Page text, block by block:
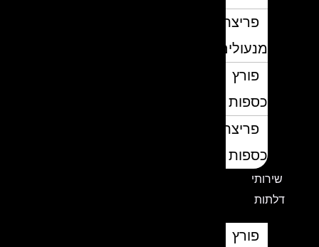
פריצת
מנעולים
פורץ
כספות
פריצת
כספות
שירותי
דלתות
פורץ